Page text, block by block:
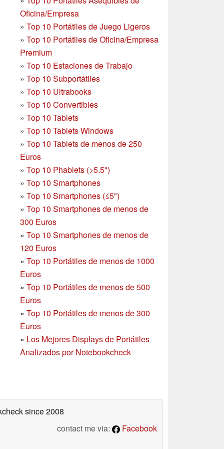
Oficina/Empresa
» Top 10 Portátiles de Juego Ligeros
» Top 10 Portátiles de Oficina/Empresa
Premium
» Top 10 Estaciones de Trabajo
» Top 10 Subportátiles
» Top 10 Ultrabooks
» Top 10 Convertibles
» Top 10 Tablets
» Top 10 Tablets Windows
» Top 10 Tablets de menos de 250
Euros
» Top 10 Phablets (>5.5")
» Top 10 Smartphones
» Top 10 Smartphones (≤5")
» Top 10 Smartphones de menos de
300 Euros
» Top 10 Smartphonesde menos de
120 Euros
» Top 10 Portátiles de menos de 1000
Euros
» Top 10 Portátiles de menos de 500
Euros
» Top 10 Portátiles de menos de 300
Euros
» Los Mejores Displays de Portátiles
Analizados por Notebookcheck
since 2008
contact me via:
Facebook